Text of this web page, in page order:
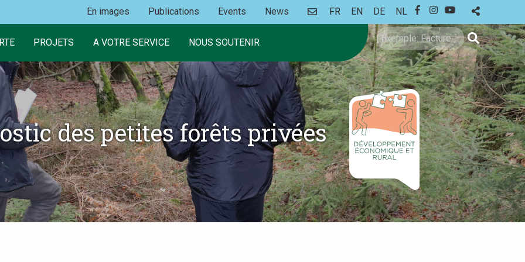
PROJETS A VOTRE SERVICE NOUS SOUTENIR
Rechercher
En images Publications Events News CONTACT
FR EN DE NL
FACEBOOK
INSTAGRAM
YOUTUBE
des petites forêts privées